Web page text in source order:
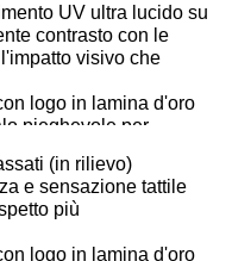
UV ultra lucido su
contrasto con le
visivo che
(in rilievo)
e sensazione tattile
più